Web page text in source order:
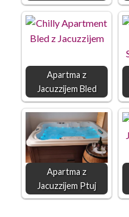
Apartma z
Jacuzzijem Bled
Apartma z
Jacuzzijem Ptuj